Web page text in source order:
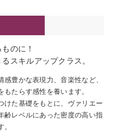
のに！
スキルアップクラス。
豊かな表現力、音楽性など、
たらす感性を養います。
けた基礎をもとに、ヴァリエー
齢レベルにあった密度の高い指